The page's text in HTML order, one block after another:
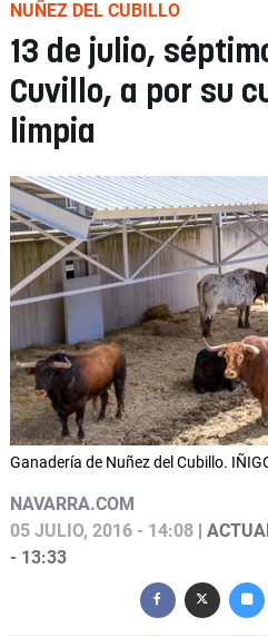
NUÑEZ DEL CUBILLO
13 de julio,
Cuvillo, a por su
limpia
Ganadería de Nuñez del Cubillo.
NAVARRA.COM
05 JULIO, 2016 - 14:08 |
- 13:33